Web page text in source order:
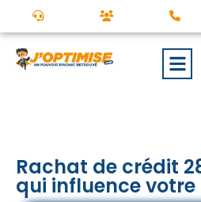
Rachat de crédit
qui influence votre